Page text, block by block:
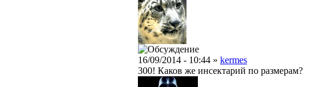
16/09/2014 - 10:44 » kermes
300! Каков же инсектарий по размерам?